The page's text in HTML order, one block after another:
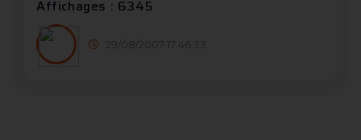
Affichages : 6345
29/08/2007 17:46:33